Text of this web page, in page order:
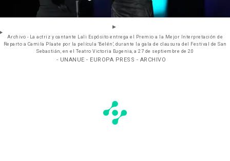
Archivo - La actriz y cantante Lali Espósito entrega el Premio a la Mejor Interpretación de
Reparto a Camila Plaate por la película 'Belén', durante la gala de clausura del Festival de San
Sebastián, en el Teatro Victoria Eugenia, a 27 de septiembre de 20
- UNANUE - EUROPA PRESS - ARCHIVO